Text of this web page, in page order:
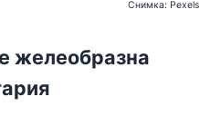
Снимка: Pexels
желеобразна